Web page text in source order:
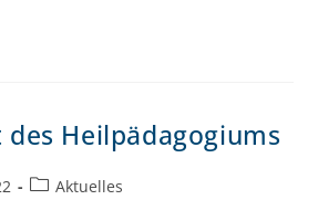
Heilpädagogiums
Aktuelles